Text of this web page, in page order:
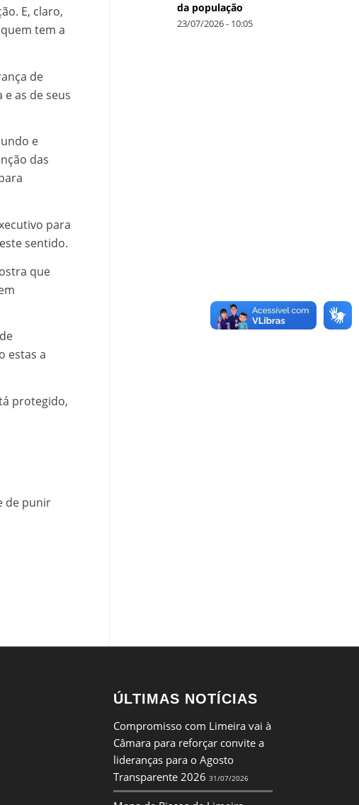
E, claro,
tem a
de
as de seus
e
das
para
sentido.
que
estas a
protegido,
de punir
da população
23/07/2026 - 10:05
ÚLTIMAS NOTÍCIAS
Compromisso com Limeira vai à
Câmara para reforçar convite a
lideranças para o Agosto
Transparente 2026 31/07/2026